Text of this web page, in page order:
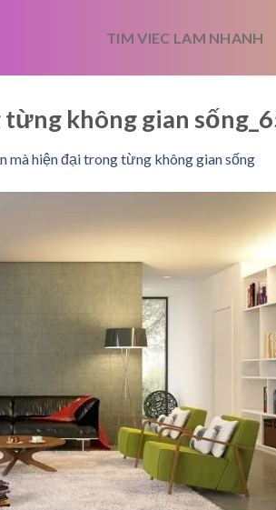
TIM VIEC LAM NHANH
không gian
mà hiện đại trong từng không gian sống